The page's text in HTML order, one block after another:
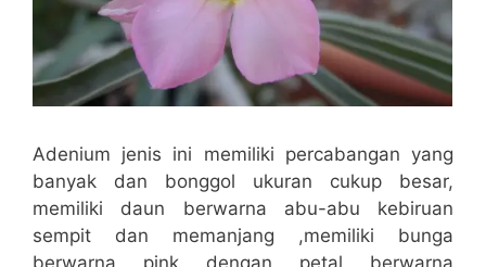
Adenium jenis ini memiliki percabangan yang
banyak dan bonggol ukuran cukup besar,
memiliki daun berwarna abu-abu kebiruan
sempit dan memanjang ,memiliki bunga